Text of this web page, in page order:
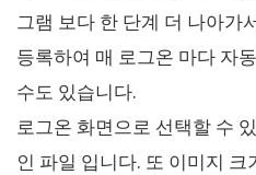
그램 보다 한 단계 더 나아가
등록하여 매 로그온 마다 자
수도 있습니다.
로그온 화면으로 선택할 수
인 파일 입니다. 또 이미지